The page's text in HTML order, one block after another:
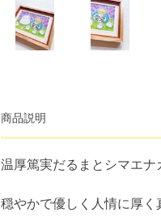
商品説明
温厚篤実だるまとシマエナ
穏やかで優しく人情に厚く